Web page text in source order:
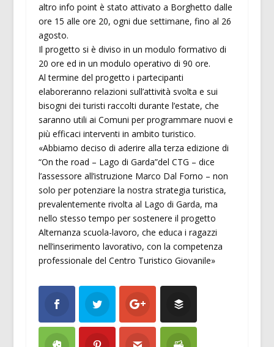
altro info point è stato attivato a Borghetto dalle
ore 15 alle ore 20, ogni due settimane, fino al 26
agosto.
Il progetto si è diviso in un modulo formativo di
20 ore ed in un modulo operativo di 90 ore.
Al termine del progetto i partecipanti
elaboreranno relazioni sull’attività svolta e sui
bisogni dei turisti raccolti durante l’estate, che
saranno utili ai Comuni per programmare nuovi e
più efficaci interventi in ambito turistico.
«Abbiamo deciso di aderire alla terza edizione di
“On the road – Lago di Garda”del CTG – dice
l’assessore all’istruzione Marco Dal Forno – non
solo per potenziare la nostra strategia turistica,
prevalentemente rivolta al Lago di Garda, ma
nello stesso tempo per sostenere il progetto
Alternanza scuola-lavoro, che educa i ragazzi
nell’inserimento lavorativo, con la competenza
professionale del Centro Turistico Giovanile»